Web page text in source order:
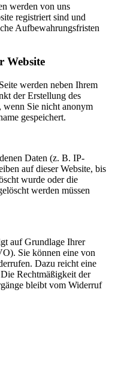
werden von uns
registriert sind und
Aufbewahrungsfristen
Website
werden neben Ihrem
der Erstellung des
Sie nicht anonym
gespeichert.
Daten (z. B. IP-
auf dieser Website, bis
wurde oder die
werden müssen
auf Grundlage Ihrer
Sie können eine von
Dazu reicht eine
Rechtmäßigkeit der
bleibt vom Widerruf